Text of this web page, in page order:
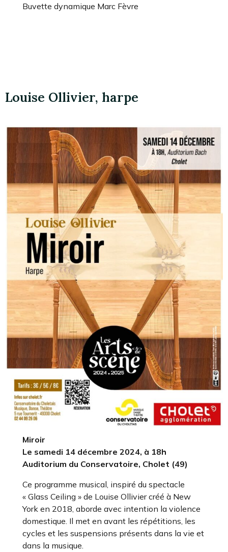
Buvette dynamique Marc Fèvre
Louise Ollivier, harpe
Miroir
Le samedi 14 décembre 2024, à 18h
Auditorium du Conservatoire, Cholet (49)
Ce programme musical, inspiré du spectacle
« Glass Ceiling » de Louise Ollivier créé à New
York en 2018, aborde avec intention la violence
domestique. Il met en avant les répétitions, les
cycles et les suspensions présents dans la vie et
dans la musique.